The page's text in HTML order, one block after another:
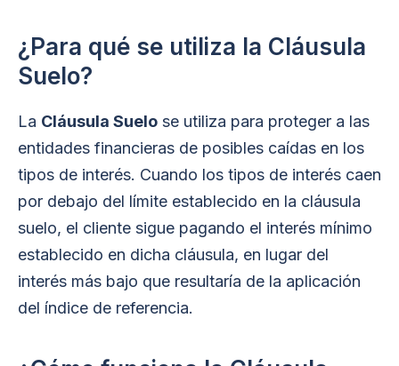
¿Para qué se utiliza la Cláusula
Suelo?
La Cláusula Suelo se utiliza para proteger a las
entidades financieras de posibles caídas en los
tipos de interés. Cuando los tipos de interés caen
por debajo del límite establecido en la cláusula
suelo, el cliente sigue pagando el interés mínimo
establecido en dicha cláusula, en lugar del
interés más bajo que resultaría de la aplicación
del índice de referencia.